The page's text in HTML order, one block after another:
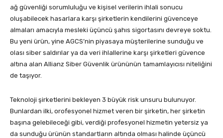
ağ güvenliği sorumluluğu ve kişisel verilerin ihlali sonucu
oluşabilecek hasarlara karşı şirketlerin kendilerini güvenceye
almaları amacıyla mesleki üçüncü şahıs sigortasını devreye soktu.
Bu yeni ürün, yine AGCS’nin piyasaya müşterilerine sunduğu ve
olası siber saldırılar ya da veri ihlallerine karşı şirketleri güvence
altına alan Allianz Siber Güvenlik ürününün tamamlayıcısı niteliğini
de taşıyor.
Teknoloji şirketlerini bekleyen 3 büyük risk unsuru bulunuyor.
Bunlardan ilki, orofesyonel hizmet veren bir şirketin, her şirketin
başına gelebileceği gibi, verdiği profesyonel hizmetin yetersiz ya
da sunduğu ürünün standartların altında olması halinde üçüncü